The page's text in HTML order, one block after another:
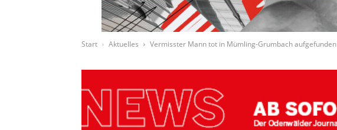
Start Aktuelles Vermisster Mann tot in Mümling-Grumbach aufgefunden